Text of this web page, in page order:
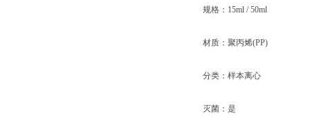
规格：15ml / 50ml
材质：聚丙烯(PP)
分类：样本离心
灭菌：是